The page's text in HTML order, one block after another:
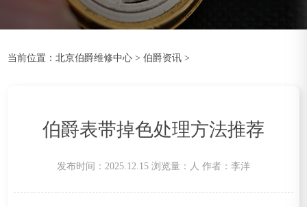
当前位置：北京伯爵维修中心 >伯爵资讯 >
伯爵表带掉色处理方法推荐
发布时间：2025.12.15 浏览量： 人 作者：李洋